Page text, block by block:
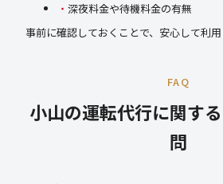
深夜料金や待機料金の有無
事前に確認しておくことで、安心して利用
FAQ
小山の運転代行に関す
問